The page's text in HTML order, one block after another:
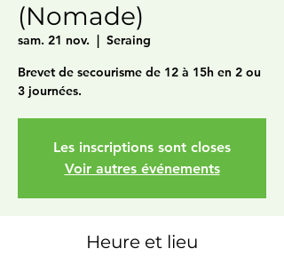
(Nomade)
sam. 21 nov.
  |
Seraing
Brevet de secourisme de 12 à 15h en 2 ou
3 journées.
Les inscriptions sont closes
Voir autres événements
Heure et lieu